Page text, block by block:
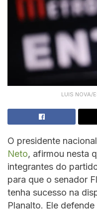
LUIS NOVA/
O presidente
Neto, afirmou nesta
integrantes do
para que o senador
tenha sucesso na
Planalto. Ele